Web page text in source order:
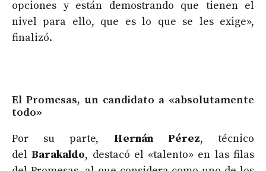
opciones y están demostrando que tienen el
nivel para ello, que es lo que se les exige»,
finalizó.
El Promesas, un candidato a «absolutamente
todo»
Por su parte, Hernán Pérez, técnico
delBarakaldo, destacó el «talento» en las filas